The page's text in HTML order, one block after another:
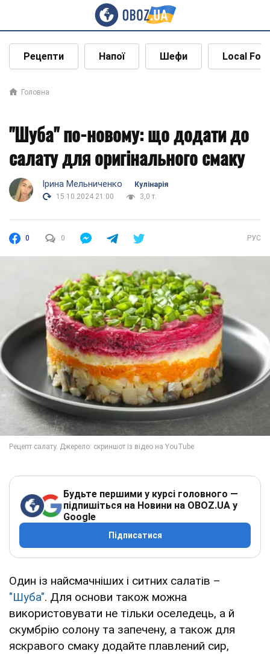
Рецепти Напої Шефи Local
Головна
"Шуба" по-новому: що додати до
салату для оригінального смаку
Ірина Мельниченко
Кулінарія
15.10.2024 21:00
3,0 т.
0 0 РУС
Будьте першими у курсі головного —
підпишіться на Новини на OBOZ.UA у
Google
Підписатися
Один із найсмачніших і ситних салатів –
"Шуба". Для основи також можна
використовувати не тільки оселедець, а й
скумбрію солону та запечену, а також для
яскравого смаку додайте плавлений сир,